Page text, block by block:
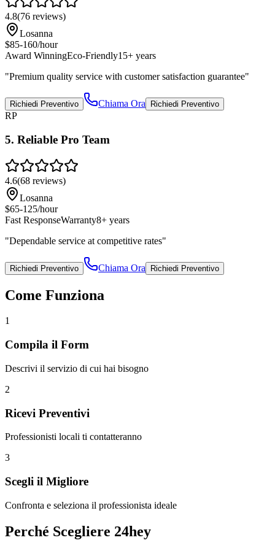
4.8(76 reviews)
Losanna
$85-160/hour
Award WinningEco-Friendly15+ years
"Premium quality service with customer satisfaction guarantee"
Richiedi Preventivo Chiama Ora Richiedi Preventivo
RP
5. Reliable Pro Team
4.6(68 reviews)
Losanna
$65-125/hour
Fast ResponseWarranty8+ years
"Dependable service at competitive rates"
Richiedi Preventivo Chiama Ora Richiedi Preventivo
Come Funziona
1
Compila il Form
Descrivi il servizio di cui hai bisogno
2
Ricevi Preventivi
Professionisti locali ti contatteranno
3
Scegli il Migliore
Confronta e seleziona il professionista ideale
Perché Scegliere 24hey